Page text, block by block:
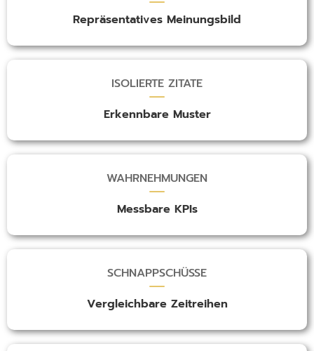
Repräsentatives Meinungsbild
ISOLIERTE ZITATE
Erkennbare Muster
WAHRNEHMUNGEN
Messbare KPIs
SCHNAPPSCHÜSSE
Vergleichbare Zeitreihen